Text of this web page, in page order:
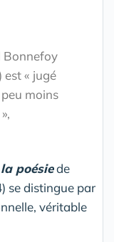
est « jugé
moins
poésiede
se distingue par
véritable